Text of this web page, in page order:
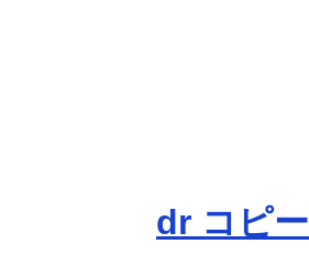
dr コピー